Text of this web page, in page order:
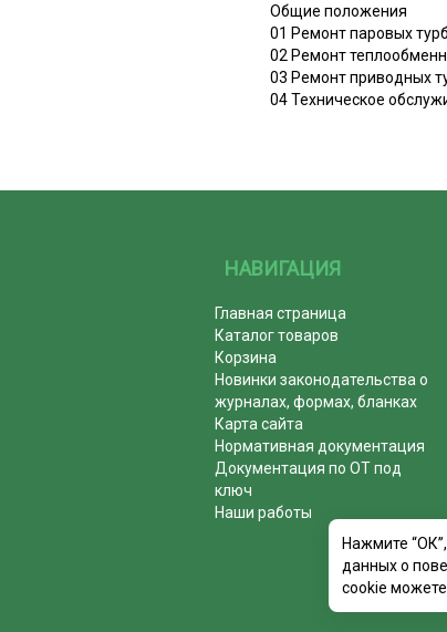
Общие положения
01 Ремонт паровых
02 Ремонт
03 Ремонт приводных
04 Техническое
НАВИГАЦИЯ
Главная страница
Каталог товаров
Корзина
Новинки законодательства о
журналах, формах, бланках
Карта сайта
Нормативная документация
Документация по ОТ под
ключ
Наши работы
Нажмите
данных о
cookie